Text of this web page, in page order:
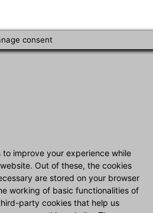
consent
improve your experience while
Out of these, the cookies
are stored on your browser
working of basic functionalities of
party cookies that help us